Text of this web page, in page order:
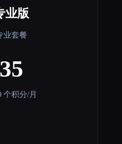
业版
业套餐
35
个积分/月